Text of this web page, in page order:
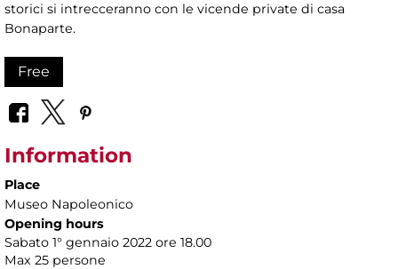
storici si intrecceranno con le vicende private di casa
Bonaparte.
Free
Information
Place
Museo Napoleonico
Opening hours
Sabato 1° gennaio 2022 ore 18.00
Max 25 persone